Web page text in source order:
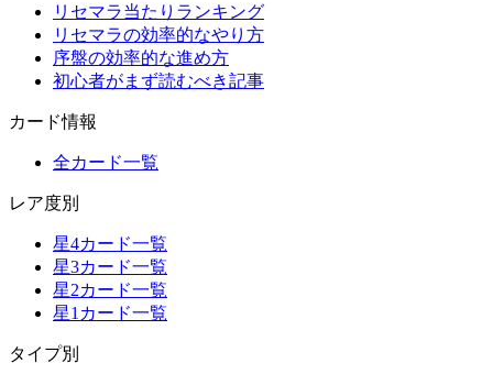
リセマラ当たりランキング
リセマラの効率的なやり方
序盤の効率的な進め方
初心者がまず読むべき記事
カード情報
全カード一覧
レア度別
星4カード一覧
星3カード一覧
星2カード一覧
星1カード一覧
タイプ別